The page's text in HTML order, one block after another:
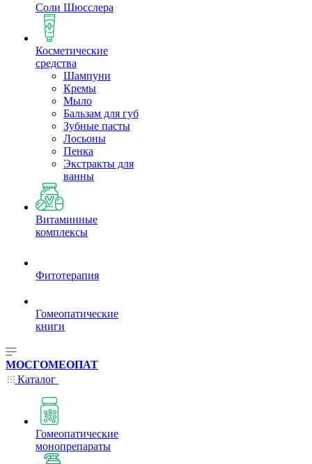
Соли Шюсслера
Косметические
средства
Шампуни
Кремы
Мыло
Бальзам для губ
Зубные пасты
Лосьоны
Пенка
Экстракты для
ванны
Витаминные
комплексы
Фитотерапия
Гомеопатические
книги
МОСГОМЕОПАТ
Каталог
Гомеопатические
монопрепараты